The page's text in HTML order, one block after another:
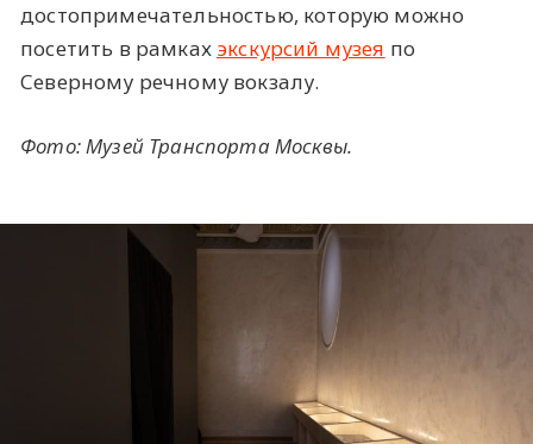
достопримечательностью, которую можно
посетить в рамках экскурсий музея по
Северному речному вокзалу.
Фото: Музей Транспорта Москвы.